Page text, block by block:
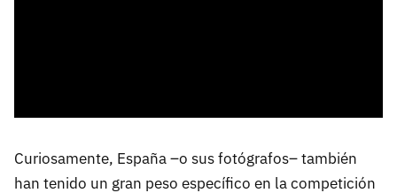
Curiosamente, España –o sus fotógrafos– también
han tenido un gran peso específico en la competición